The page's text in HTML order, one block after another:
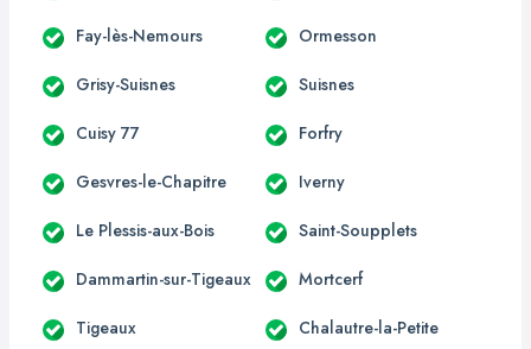
Fay-lès-Nemours Ormesson
Grisy-Suisnes Suisnes
Cuisy 77 Forfry
Gesvres-le-Chapitre Iverny
Le Plessis-aux-Bois Saint-Soupplets
Dammartin-sur-Tigeaux Mortcerf
Tigeaux Chalautre-la-Petite